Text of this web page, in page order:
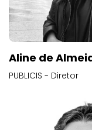
Aline de
PUBLICIS - Diretor